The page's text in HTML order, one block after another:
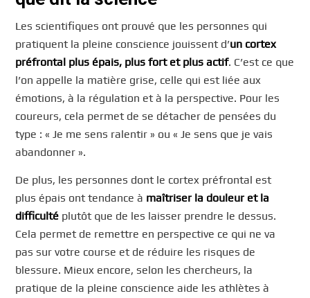
Les scientifiques ont prouvé que les personnes qui
pratiquent la pleine conscience jouissent d’un cortex
préfrontal plus épais, plus fort et plus actif. C’est ce que
l’on appelle la matière grise, celle qui est liée aux
émotions, à la régulation et à la perspective. Pour les
coureurs, cela permet de se détacher de pensées du
type : « Je me sens ralentir » ou « Je sens que je vais
abandonner ».
De plus, les personnes dont le cortex préfrontal est
plus épais ont tendance à maîtriser la douleur et la
difficulté plutôt que de les laisser prendre le dessus.
Cela permet de remettre en perspective ce qui ne va
pas sur votre course et de réduire les risques de
blessure. Mieux encore, selon les chercheurs, la
pratique de la pleine conscience aide les athlètes à